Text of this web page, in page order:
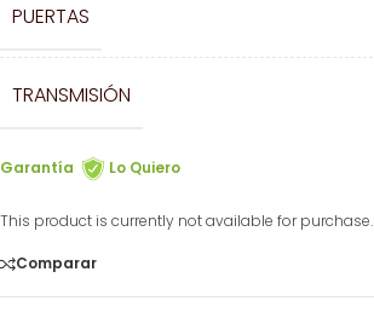
PUERTAS
TRANSMISIÓN
Garantía Lo Quiero
This product is currently not available for purchase.
Comparar